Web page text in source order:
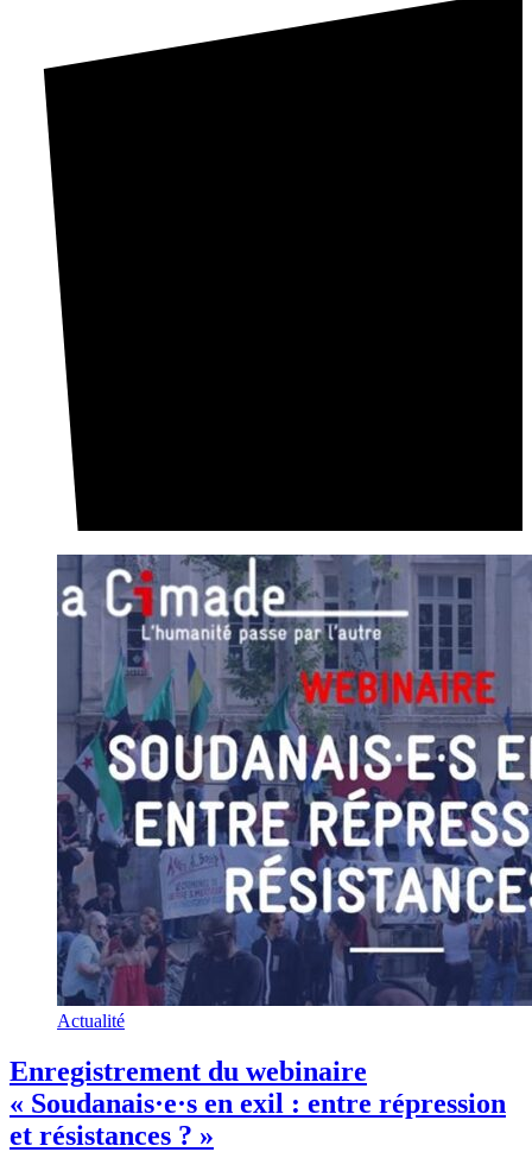
Actualité
Enregistrement du webinaire
« Soudanais·e·s en exil : entre répression
et résistances ? »